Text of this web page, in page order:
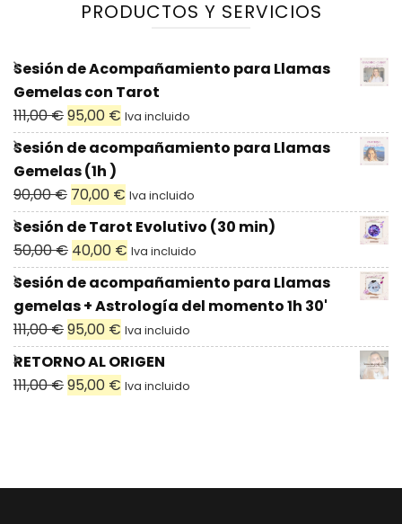
PRODUCTOS Y SERVICIOS
Sesión de Acompañamiento para Llamas
Gemelas con Tarot
111,00€El
precio
original
era:
111,00 €.
95,00 € El
precio
actual
es:
95,00 €.
Iva incluido
Sesión de acompañamiento para Llamas
Gemelas (1h )
90,00€ El
precio
original
era:
90,00 €.
70,00 € El
precio
actual
es:
70,00 €.
Iva incluido
Sesión de Tarot Evolutivo (30 min)
50,00€ El
precio
original
era:
50,00 €.
40,00 € El
precio
actual
40,00 €.
Iva incluido
Sesión de acompañamiento para Llamas
gemelas + Astrología del momento 1h 30'
111,00€El
precio
original
era:
95,00 € El
precio
actual
es:
Iva incluido
RETORNO AL ORIGEN
111,00€El
95,00 € El
Iva incluido